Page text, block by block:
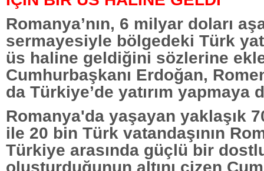
Romanya’nın, 6 milyar doları
sermayesiyle bölgedeki Türk
üs haline geldiğini sözlerine
Cumhurbaşkanı Erdoğan,
da Türkiye’de yatırım yapmaya
Romanya'da yaşayan yaklaşık
ile 20 bin Türk vatandaşının
Türkiye arasında güçlü bir
oluşturduğunun altını çizen